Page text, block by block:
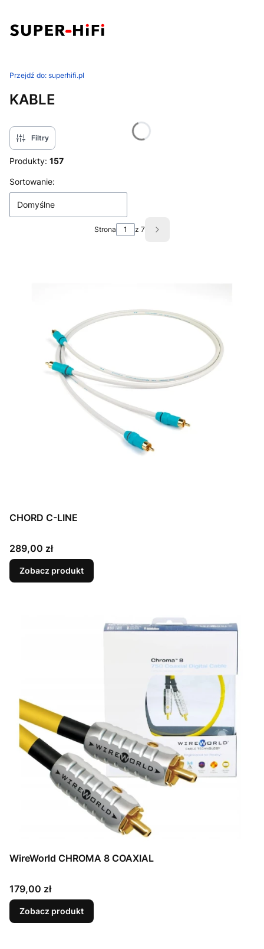
Przejdź do: superhifi.pl
KABLE
Filtry
Produkty: 157
Lista produktów
Sortowanie:
Domyślne
Strona z 7 Następne produkty
CHORD C-LINE
Cena
289,00 zł
Zobacz produkt
WireWorld CHROMA 8 COAXIAL
Cena
179,00 zł
Zobacz produkt